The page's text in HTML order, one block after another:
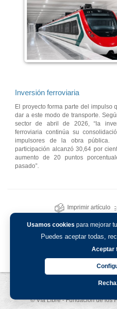
Usamos cookies para mejorar
Puedes aceptar todas,
Aceptar
Inversión ferroviaria
El proyecto forma parte del impulso
dar a este modo de transporte.
sector de abril de 2026, “la
ferroviaria continúa su
impulsores de la obra pública.
participación alcanzó 30,64 por
aumento de 20 puntos
pasado”.
Imprimir artículo
Política de
© Vía Libre - Fundación de los